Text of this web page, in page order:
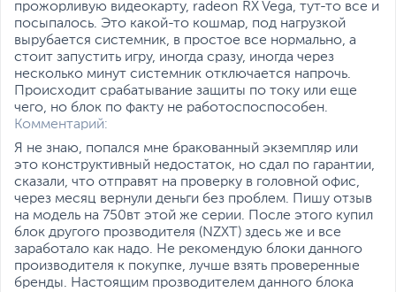
при нагрузке в 60%
Использование в
конструкции
гидродинамического
подшипника повышает
производительность и
долговечность
режимом
энергосбережения
C6/C7 процессоров Intel
Core
Размеры и вес
Длина блока питания, мм 165
Размеры (Ш х В х Г) 15 х 9 х 16.5 см
прожорливую видеокарту, radeon RX Vega, тут-то все и
посыпалось. Это какой-то кошмар, под нагрузкой
вырубается системник, в простое все нормально, а
стоит запустить игру, иногда сразу, иногда через
несколько минут системник отключается напрочь.
Происходит срабатывание защиты по току или еще
чего, но блок по факту не работоспоспособен.
Комментарий:
Я не знаю, попался мне бракованный экземпляр или
это конструктивный недостаток, но сдал по гарантии,
сказали, что отправят на проверку в головной офис,
через месяц вернули деньги без проблем. Пишу отзыв
на модель на 750вт этой же серии. После этого купил
блок другого прозводителя (NZXT) здесь же и все
заработало как надо. Не рекомендую блоки данного
производителя к покупке, лучше взять проверенные
бренды. Настоящим прозводителем данного блока